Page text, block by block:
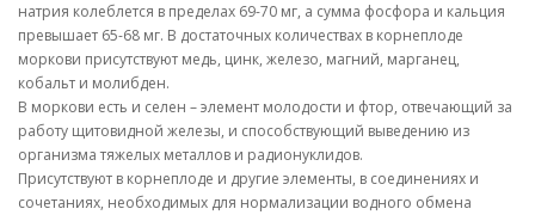
натрия колеблется в пределах 69-70 мг, а сумма фосфора и кальция
превышает 65-68 мг. В достаточных количествах в корнеплоде
моркови присутствуют медь, цинк, железо, магний, марганец,
кобальт и молибден.
В моркови есть и селен – элемент молодости и фтор, отвечающий за
работу щитовидной железы, и способствующий выведению из
организма тяжелых металлов и радионуклидов.
Присутствуют в корнеплоде и другие элементы, в соединениях и
сочетаниях, необходимых для нормализации водного обмена